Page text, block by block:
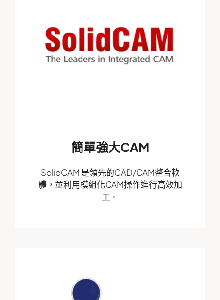
簡單強大CAM
SolidCAM 是領先的CAD/CAM整合軟
體，並利用模組化CAM操作進行高效加
工。